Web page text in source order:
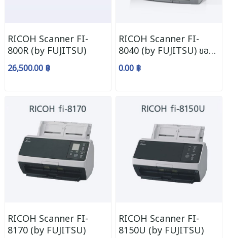
RICOH Scanner FI-
800R (by FUJITSU)
26,500.00 ฿
RICOH Scanner FI-
8040 (by FUJITSU) ขอ
ราคา CALL
0.00 ฿
RICOH Scanner FI-
8170 (by FUJITSU)
RICOH Scanner FI-
8150U (by FUJITSU)